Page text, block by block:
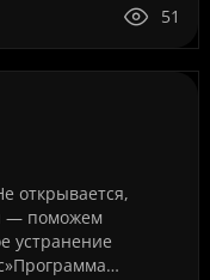
51
открывается,
— поможем
устранение